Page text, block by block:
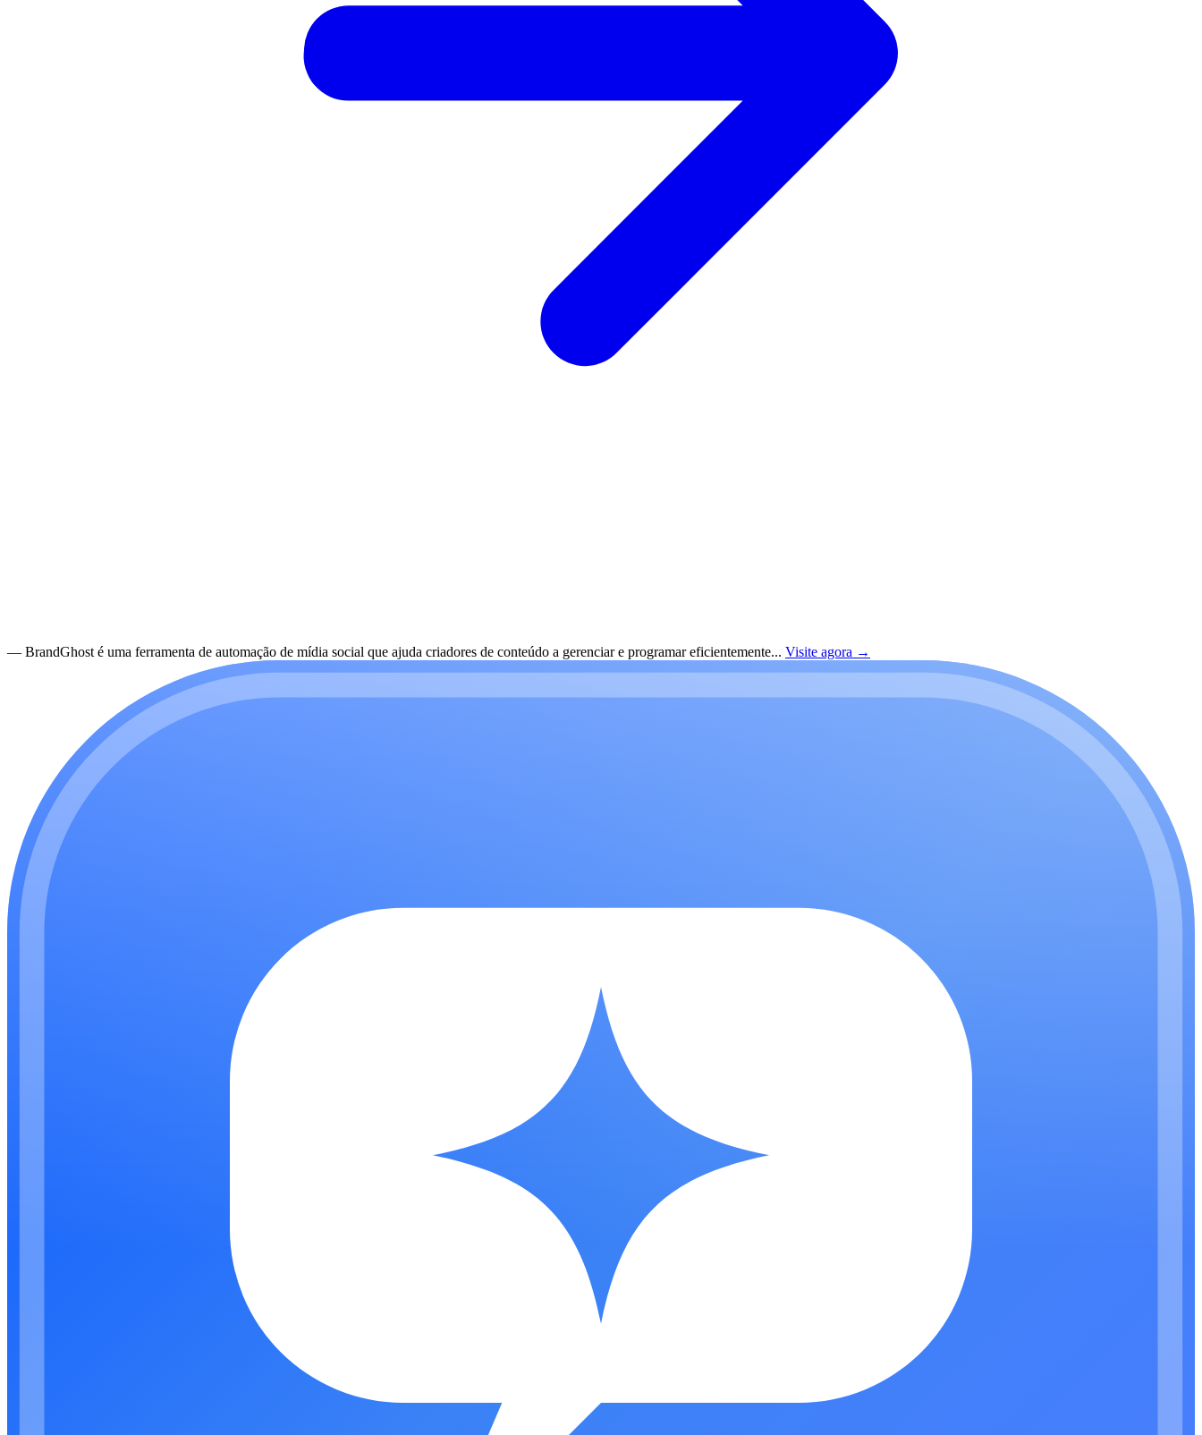
— BrandGhost é uma ferramenta de automação de mídia social que ajuda criadores de conteúdo a gerenciar e programar eficientemente... Visite agora →